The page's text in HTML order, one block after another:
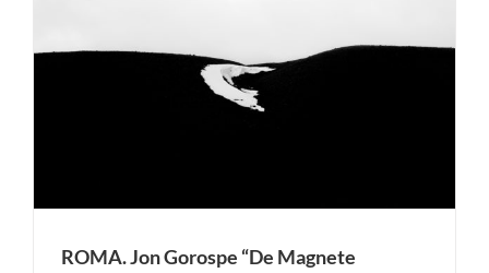
Senza Fuoco. Sus obras son imágenes absolutas y
arquetípicas, capaces de comunicarse en [...]
ROMA. Jon Gorospe “De Magnete